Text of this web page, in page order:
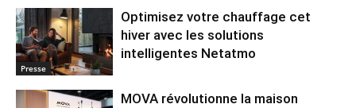
Presse
Optimisez votre chauffage cet
hiver avec les solutions
intelligentes Netatmo
MOVA révolutionne la maison